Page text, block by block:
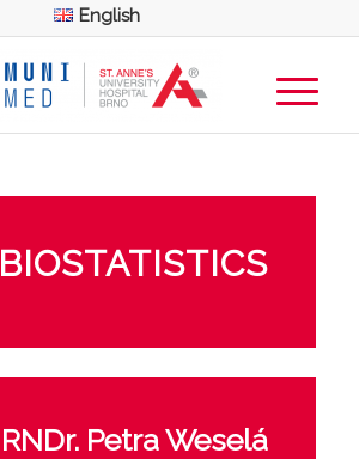
English
BIOSTATISTICS
RNDr. Petra Weselá